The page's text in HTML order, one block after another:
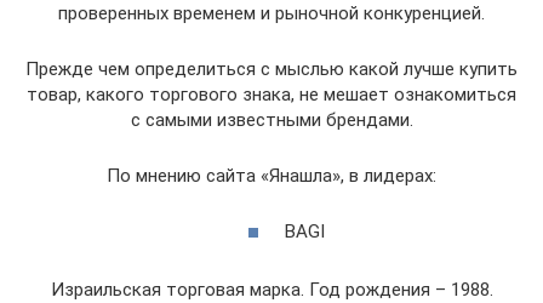
проверенных временем и рыночной конкуренцией.
Прежде чем определиться с мыслью какой лучше купить
товар, какого торгового знака, не мешает ознакомиться
с самыми известными брендами.
По мнению сайта «Янашла», в лидерах:
BAGI
Израильская торговая марка. Год рождения – 1988.